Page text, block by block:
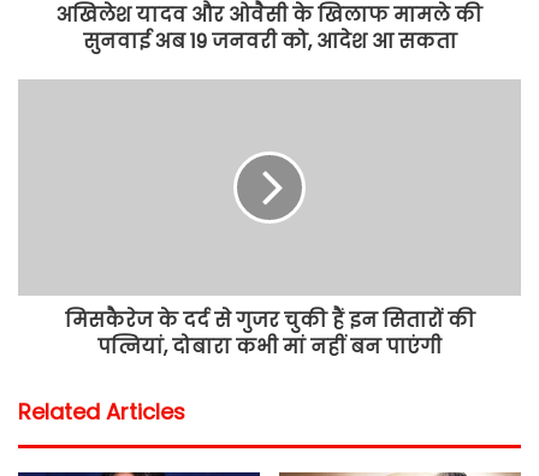
अखिलेश यादव और ओवैसी के खिलाफ मामले की
सुनवाई अब 19 जनवरी को, आदेश आ सकता
मिसकैरेज के दर्द से गुजर चुकी हैं इन सितारों की
पत्नियां, दोबारा कभी मां नहीं बन पाएंगी
Related Articles